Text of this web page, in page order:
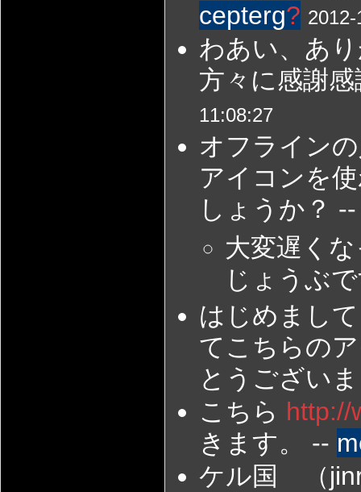
cepterg?
わあい、あ
方々に感謝
11:08:27
オフライン
アイコンを
しょうか？
大変遅く
じょうぶ
はじめまし
てこちらの
とうござい
こちら http://
きます。 --
ケル国 （